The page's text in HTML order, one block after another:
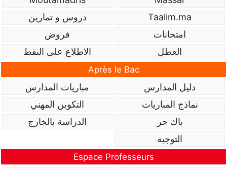
Taalim.ma
دروس و تمارين
امتحانات
فروض
العطل
الاطلاع على النقط
Après le Bac
دليل المدارس
مباريات المدارس
نماذج المباريات
التكوين المهني
باك حر
الدراسة بالخارج
التوجيه
Espace Professeurs